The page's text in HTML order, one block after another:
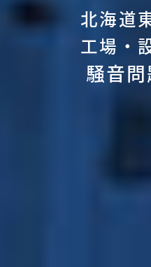
北海道
工場・
騒音問